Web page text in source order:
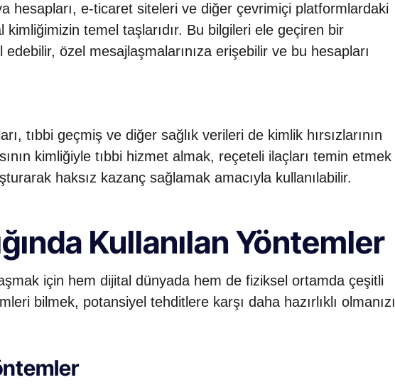
hesapları, e-ticaret siteleri ve diğer çevrimiçi platformlardaki
kimliğimizin temel taşlarıdır. Bu bilgileri ele geçiren bir
edebilir, özel mesajlaşmalarınıza erişebilir ve bu hesapları
tıbbi geçmiş ve diğer sağlık verileri de kimlik hırsızlarının
kimliğiyle tıbbi hizmet almak, reçeteli ilaçları temin etmek
haksız kazanç sağlamak amacıyla kullanılabilir.
Kullanılan Yöntemler
için hem dijital dünyada hem de fiziksel ortamda çeşitli
bilmek, potansiyel tehditlere karşı daha hazırlıklı olmanızı